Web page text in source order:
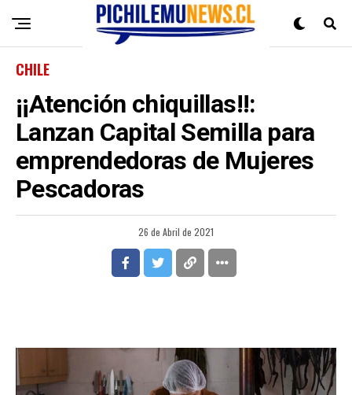
CHILE
¡¡Atención chiquillas!!:
Lanzan Capital Semilla para
emprendedoras de Mujeres
Pescadoras
26 de Abril de 2021